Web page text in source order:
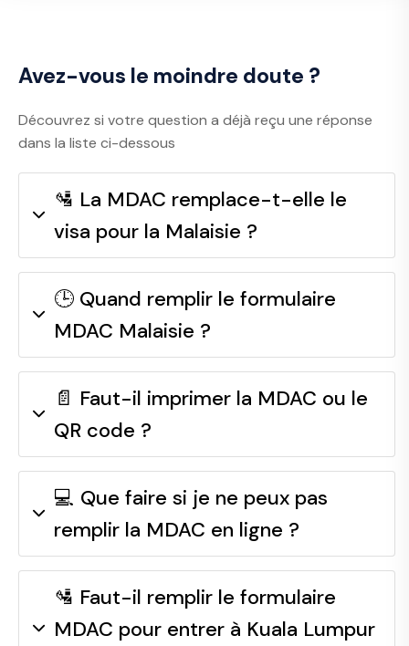
Avez-vous le moindre doute ?
Découvrez si votre question a déjà reçu une réponse
dans la liste ci-dessous
🛂 La MDAC remplace-t-elle le
visa pour la Malaisie ?
🕒 Quand remplir le formulaire
MDAC Malaisie ?
📄 Faut-il imprimer la MDAC ou le
QR code ?
💻 Que faire si je ne peux pas
remplir la MDAC en ligne ?
🛂 Faut-il remplir le formulaire
MDAC pour entrer à Kuala Lumpur